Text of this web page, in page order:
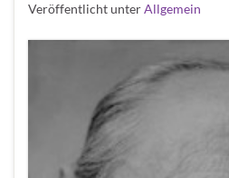
Veröffentlicht unterAllgemein